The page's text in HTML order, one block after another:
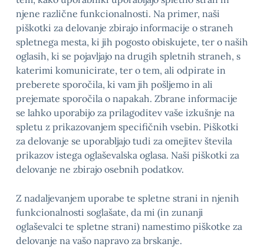
njene različne funkcionalnosti. Na primer, naši
piškotki za delovanje zbirajo informacije o straneh
spletnega mesta, ki jih pogosto obiskujete, ter o naših
oglasih, ki se pojavljajo na drugih spletnih straneh, s
katerimi komunicirate, ter o tem, ali odpirate in
preberete sporočila, ki vam jih pošljemo in ali
prejemate sporočila o napakah. Zbrane informacije
se lahko uporabijo za prilagoditev vaše izkušnje na
spletu z prikazovanjem specifičnih vsebin. Piškotki
za delovanje se uporabljajo tudi za omejitev števila
prikazov istega oglaševalska oglasa. Naši piškotki za
delovanje ne zbirajo osebnih podatkov.
Z nadaljevanjem uporabe te spletne strani in njenih
funkcionalnosti soglašate, da mi (in zunanji
oglaševalci te spletne strani) namestimo piškotke za
delovanje na vašo napravo za brskanje.